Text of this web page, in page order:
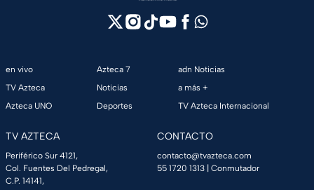
en vivo
TV Azteca
Azteca UNO
Azteca 7
Noticias
Deportes
adn Noticias
a más +
TV Azteca Internacional
TV AZTECA
Periférico Sur 4121,
Col. Fuentes Del Pedregal,
C.P. 14141,
CONTACTO
contacto@tvazteca.com
55 1720 1313 | Conmutador